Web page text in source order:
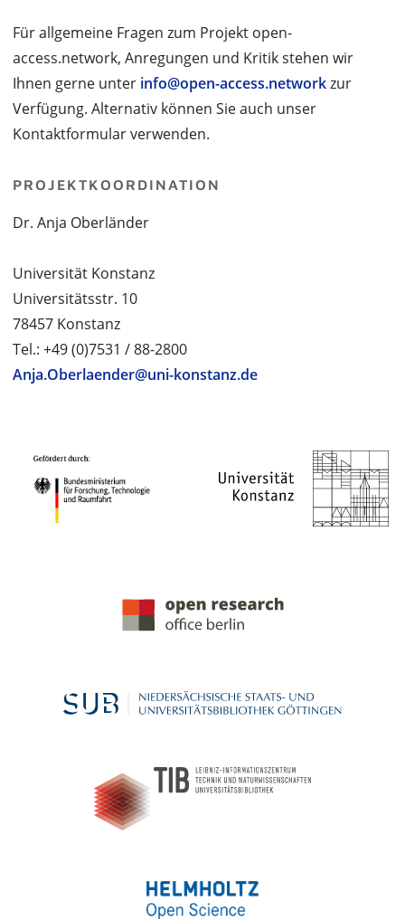
Für allgemeine Fragen zum Projekt open-
access.network, Anregungen und Kritik stehen wir
Ihnen gerne unter info@open-access.networkzur
Verfügung. Alternativ können Sie auch unser
Kontaktformular verwenden.
PROJEKTKOORDINATION
Dr. Anja Oberländer
Universität Konstanz
Universitätsstr. 10
78457 Konstanz
Tel.: +49 (0)7531 / 88-2800
Anja.Oberlaender@uni-konstanz.de